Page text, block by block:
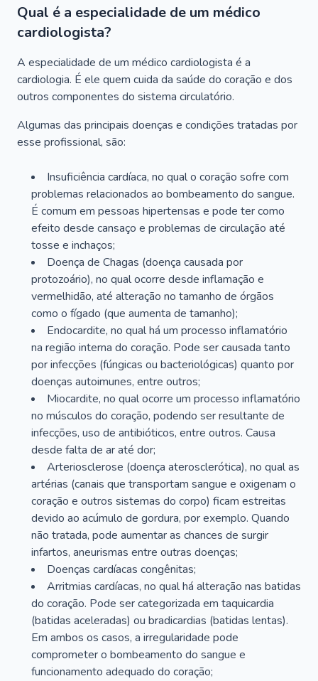
Qual é a especialidade de um médico
cardiologista?
A especialidade de um médico cardiologista é a
cardiologia. É ele quem cuida da saúde do coração e dos
outros componentes do sistema circulatório.
Algumas das principais doenças e condições tratadas por
esse profissional, são:
Insuficiência cardíaca, no qual o coração sofre com
problemas relacionados ao bombeamento do sangue.
É comum em pessoas hipertensas e pode ter como
efeito desde cansaço e problemas de circulação até
tosse e inchaços;
Doença de Chagas (doença causada por
protozoário), no qual ocorre desde inflamação e
vermelhidão, até alteração no tamanho de órgãos
como o fígado (que aumenta de tamanho);
Endocardite, no qual há um processo inflamatório
na região interna do coração. Pode ser causada tanto
por infecções (fúngicas ou bacteriológicas) quanto por
doenças autoimunes, entre outros;
Miocardite, no qual ocorre um processo inflamatório
no músculos do coração, podendo ser resultante de
infecções, uso de antibióticos, entre outros. Causa
desde falta de ar até dor;
Arteriosclerose (doença aterosclerótica), no qual as
artérias (canais que transportam sangue e oxigenam o
coração e outros sistemas do corpo) ficam estreitas
devido ao acúmulo de gordura, por exemplo. Quando
não tratada, pode aumentar as chances de surgir
infartos, aneurismas entre outras doenças;
Doenças cardíacas congênitas;
Arritmias cardíacas, no qual há alteração nas batidas
do coração. Pode ser categorizada em taquicardia
(batidas aceleradas) ou bradicardias (batidas lentas).
Em ambos os casos, a irregularidade pode
comprometer o bombeamento do sangue e
funcionamento adequado do coração;